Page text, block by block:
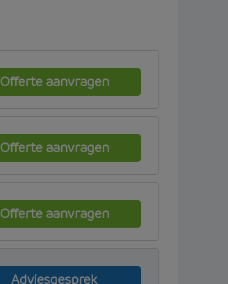
Offerte aanvragen
Offerte aanvragen
Offerte aanvragen
Adviesgesprek